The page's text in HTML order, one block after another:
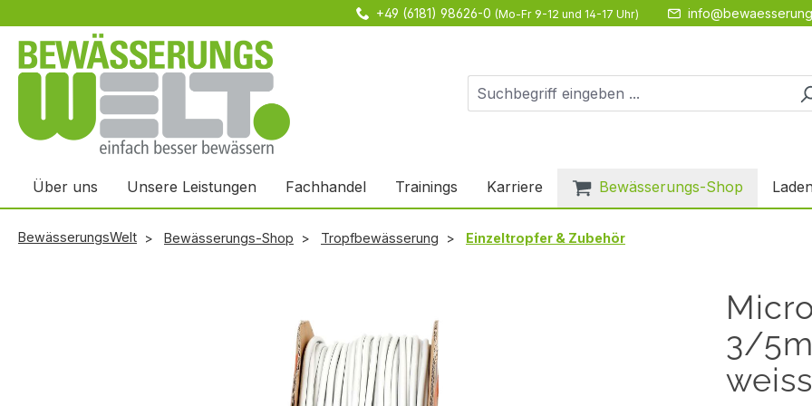
+49 (6181) 98626-0 (Mo-Fr 9-12 und 14-17 Uhr)
Über uns Unsere Leistungen Fachhandel Trainings Karriere Bewässerungs-Shop
BewässerungsWelt Bewässerungs-Shop Tropfbewässerung Einzeltropfer & Zubehör
3/
weiss